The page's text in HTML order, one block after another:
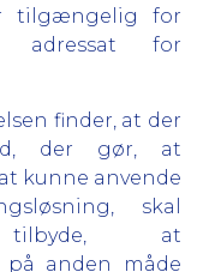
tilgængelig for
adressat for
finder, at der
der gør, at
kunne anvende
skal
tilbyde, at
anden måde